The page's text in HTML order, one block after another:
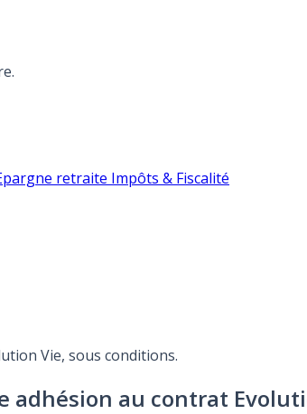
retraite Impôts & Fiscalité
Vie, sous conditions.
au contrat